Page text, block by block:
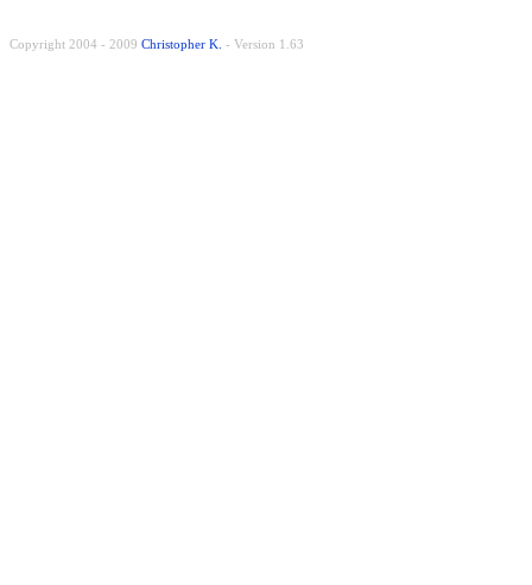
Copyright 2004 - 2009 Christopher K. - Version 1.63